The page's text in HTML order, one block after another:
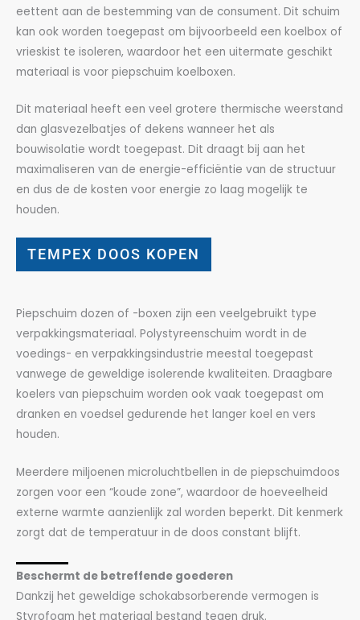
eettent aan de bestemming van de consument. Dit schuim
kan ook worden toegepast om bijvoorbeeld een koelbox of
vrieskist te isoleren, waardoor het een uitermate geschikt
materiaal is voor piepschuim koelboxen.
Dit materiaal heeft een veel grotere thermische weerstand
dan glasvezelbatjes of dekens wanneer het als
bouwisolatie wordt toegepast. Dit draagt bij aan het
maximaliseren van de energie-efficiëntie van de structuur
en dus de de kosten voor energie zo laag mogelijk te
houden.
TEMPEX DOOS KOPEN
Piepschuim dozen of -boxen zijn een veelgebruikt type
verpakkingsmateriaal. Polystyreenschuim wordt in de
voedings- en verpakkingsindustrie meestal toegepast
vanwege de geweldige isolerende kwaliteiten. Draagbare
koelers van piepschuim worden ook vaak toegepast om
dranken en voedsel gedurende het langer koel en vers
houden.
Meerdere miljoenen microluchtbellen in de piepschuimdoos
zorgen voor een “koude zone”, waardoor de hoeveelheid
externe warmte aanzienlijk zal worden beperkt. Dit kenmerk
zorgt dat de temperatuur in de doos constant blijft.
Beschermt de betreffende goederen
Dankzij het geweldige schokabsorberende vermogen is
Styrofoam het materiaal bestand tegen druk.